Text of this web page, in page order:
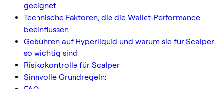
geeignet:
Technische Faktoren, die die Wallet-Performance
beeinflussen
Gebühren auf Hyperliquid und warum sie für Scalper
so wichtig sind
Risikokontrolle für Scalper
Sinnvolle Grundregeln: